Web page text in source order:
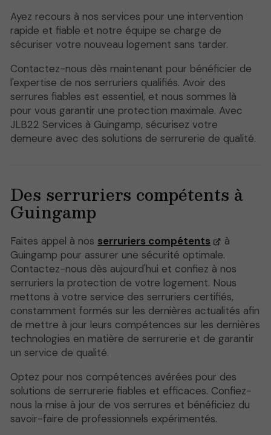
Ayez recours à nos services pour une intervention
rapide et fiable et notre équipe se charge de
sécuriser votre nouveau logement sans tarder.
Contactez-nous dès maintenant pour bénéficier de
l'expertise de nos serruriers qualifiés. Avoir des
serrures fiables est essentiel, et nous sommes là
pour vous garantir une protection maximale. Avec
JLB22 Services à Guingamp, sécurisez votre
demeure avec des solutions de serrurerie de qualité.
Des serruriers compétents à
Guingamp
Faites appel à nos serruriers compétents
à
Guingamp pour assurer une sécurité optimale.
Contactez-nous dès aujourd'hui et confiez à nos
serruriers la protection de votre logement. Nous
mettons à votre service des serruriers certifiés,
constamment formés sur les dernières actualités afin
de mettre à jour leurs compétences sur les dernières
technologies en matière de serrurerie et de garantir
un service de qualité.
Optez pour nos compétences avérées pour des
solutions de serrurerie fiables et efficaces. Confiez-
nous la mise à jour de vos serrures et bénéficiez du
savoir-faire de professionnels expérimentés.